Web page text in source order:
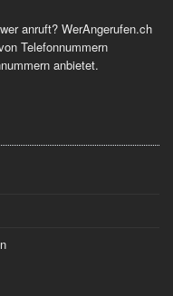
anruft? WerAngerufen.ch
Telefonnummern
anbietet.